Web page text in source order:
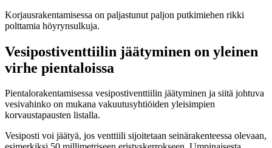
Korjausrakentamisessa on paljastunut paljon putkimiehen rikki
polttamia höyrynsulkuja.
Vesipostiventtiilin jäätyminen on yleinen
virhe pientaloissa
Pientalorakentamisessa vesipostiventtiilin jäätyminen ja siitä johtuva
vesivahinko on mukana vakuutusyhtiöiden yleisimpien
korvaustapausten listalla.
Vesiposti voi jäätyä, jos venttiili sijoitetaan seinärakenteessa olevaan,